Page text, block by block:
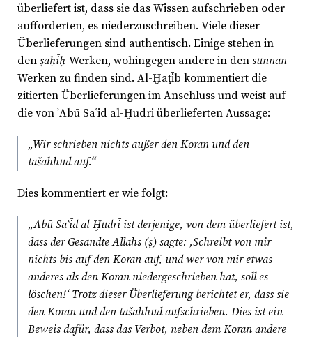
überliefert ist, dass sie das Wissen aufschrieben oder
aufforderten, es niederzuschreiben. Viele dieser
Überlieferungen sind authentisch. Einige stehen in
den ṣaḥīḥ-Werken, wohingegen andere in den sunnan-
Werken zu finden sind. Al-Ḫaṭīb kommentiert die
zitierten Überlieferungen im Anschluss und weist auf
die von ʾAbū Saʿīd al-Ḫudrī überlieferten Aussage:
„Wir schrieben nichts außer den Koran und den
tašahhud auf.“
Dies kommentiert er wie folgt:
„Abū Saʿīd al-Ḫudrī ist derjenige, von dem überliefert ist,
dass der Gesandte Allahs (ṣ) sagte: ‚Schreibt von mir
nichts bis auf den Koran auf, und wer von mir etwas
anderes als den Koran niedergeschrieben hat, soll es
löschen!‘ Trotz dieser Überlieferung berichtet er, dass sie
den Koran und den tašahhud aufschrieben. Dies ist ein
Beweis dafür, dass das Verbot, neben dem Koran andere